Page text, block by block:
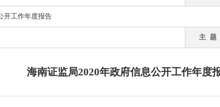
开工作年度报告
主 题
海南证监局2020年政府信息公开工作年度